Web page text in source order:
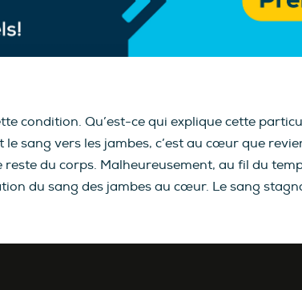
condition. Qu’est-ce qui explique cette
sang vers les jambes, c’est au cœur que
du corps. Malheureusement, au fil du
du sang des jambes au cœur. Le sang